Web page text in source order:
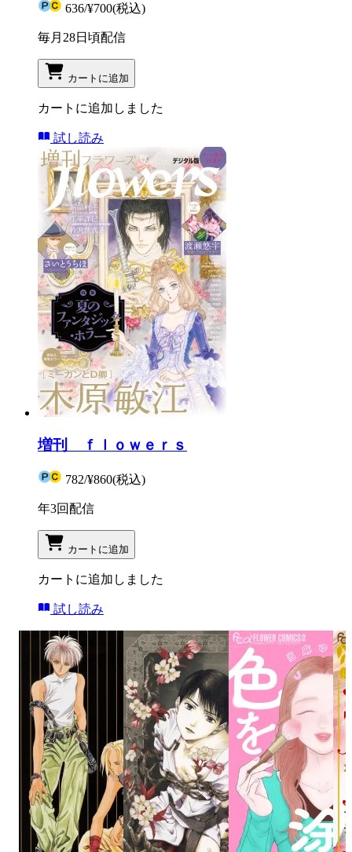
636/¥700(税込)
毎月28日頃配信
カートに追加
カートに追加しました
試し読み
増刊 ｆｌｏｗｅｒｓ
782/¥860(税込)
年3回配信
カートに追加
カートに追加しました
試し読み